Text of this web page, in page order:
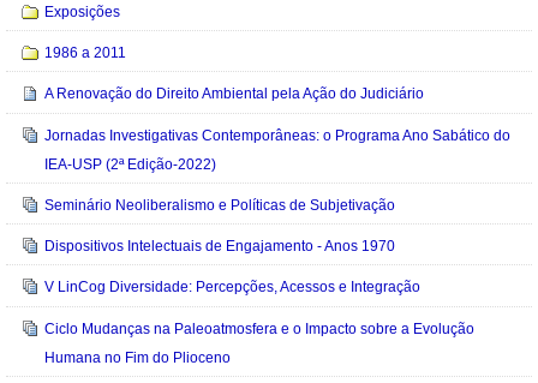
Exposições
1986 a 2011
A Renovação do Direito Ambiental pela Ação do Judiciário
Jornadas Investigativas Contemporâneas: o Programa Ano Sabático do
IEA-USP (2ª Edição-2022)
Seminário Neoliberalismo e Políticas de Subjetivação
Dispositivos Intelectuais de Engajamento - Anos 1970
V LinCog Diversidade: Percepções, Acessos e Integração
Ciclo Mudanças na Paleoatmosfera e o Impacto sobre a Evolução
Humana no Fim do Plioceno